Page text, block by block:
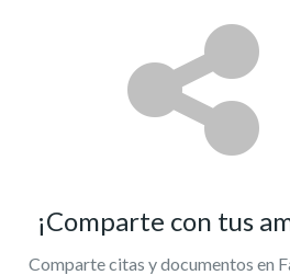
¡Comparte con tus
Comparte citas y documentos en